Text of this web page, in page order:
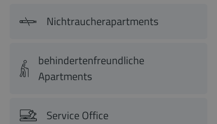
Nichtraucherapartments
behindertenfreundliche
Apartments
Service Office